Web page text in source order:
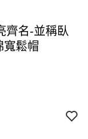
齊名-並稱臥
寬鬆帽